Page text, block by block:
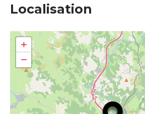
Localisation
+
−